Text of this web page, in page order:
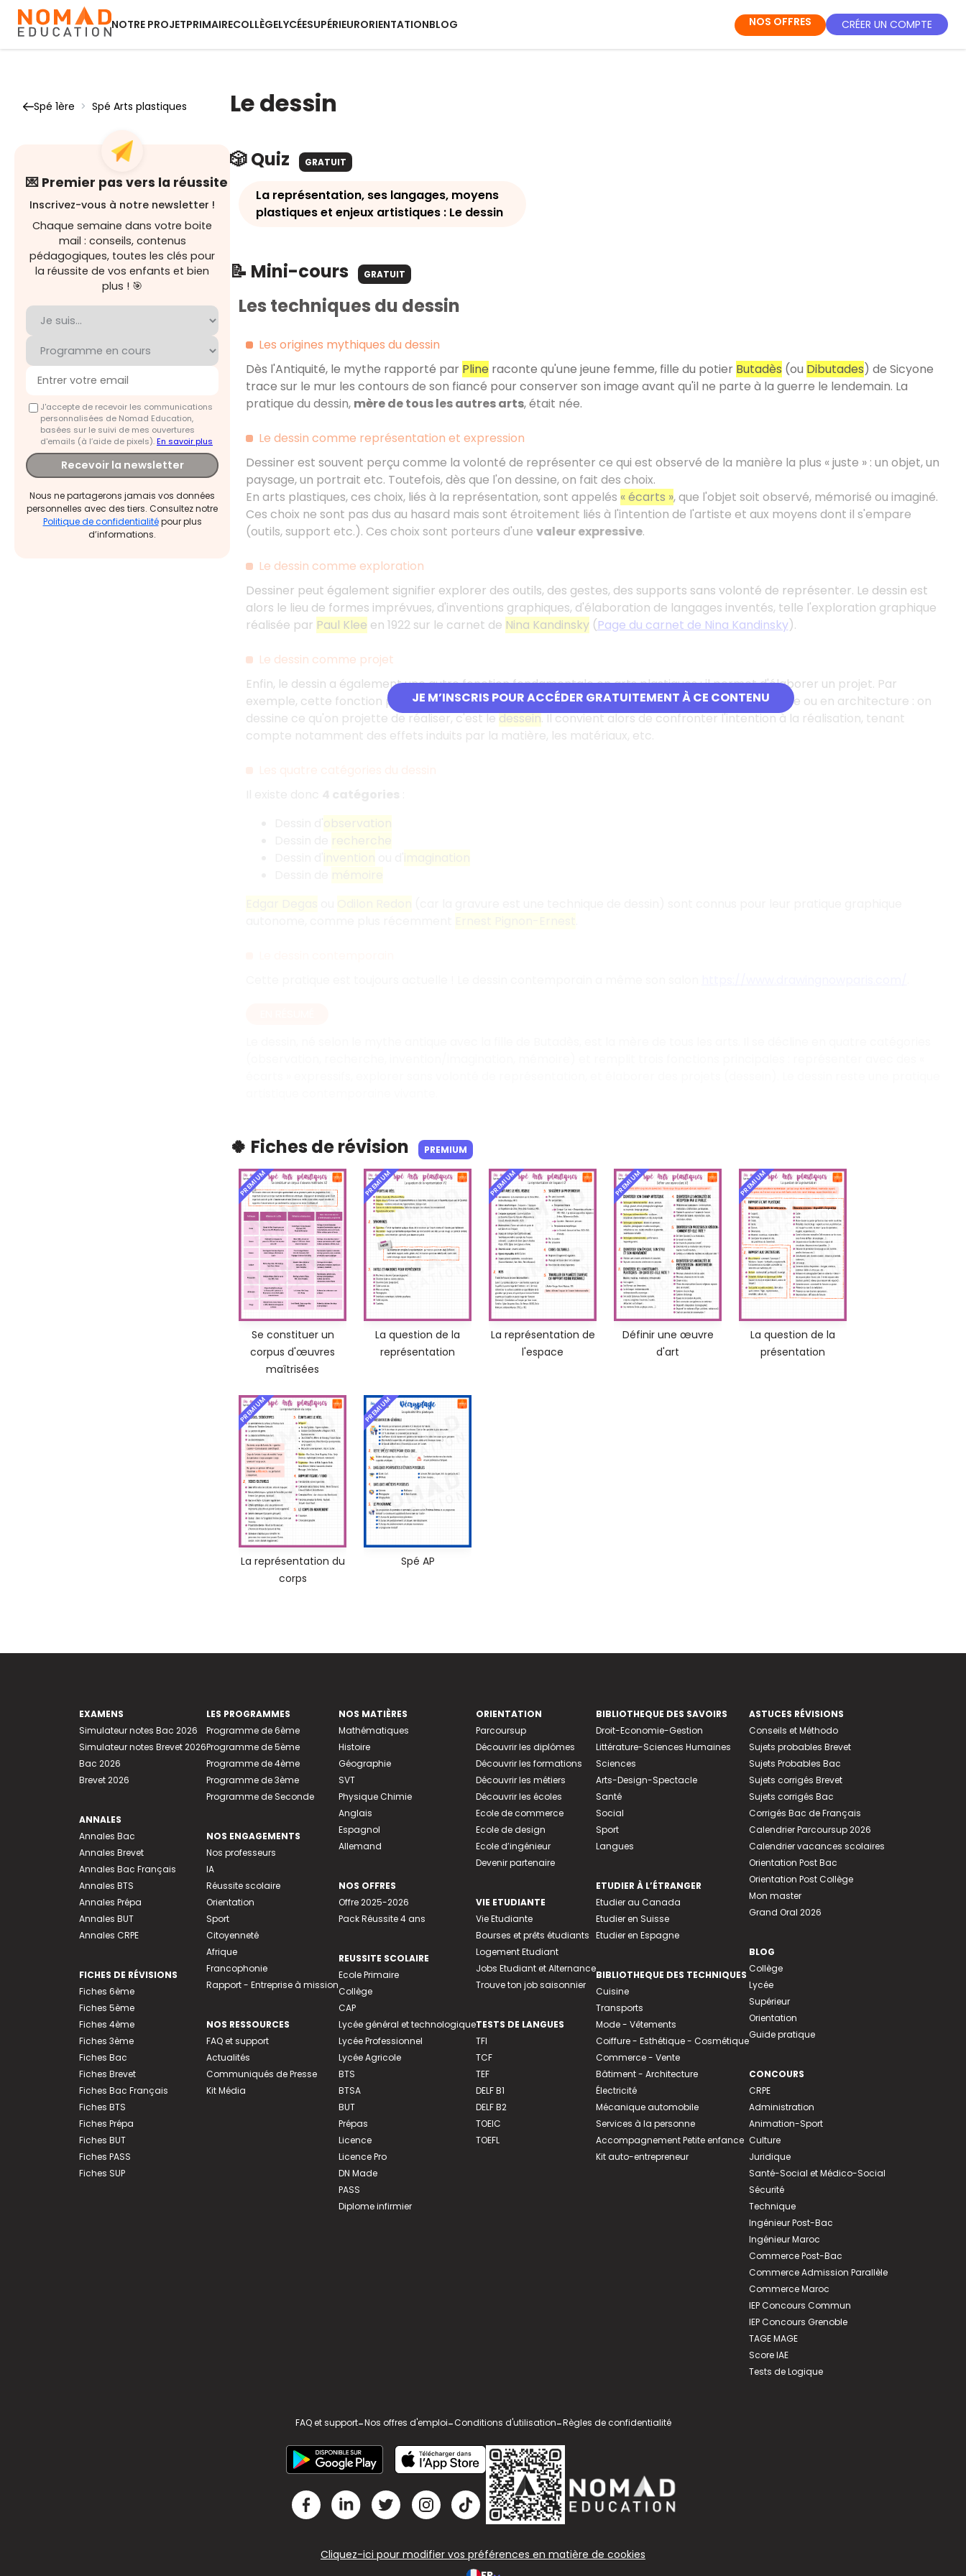
NOTRE PROJETPRIMAIRECOLLÈGELYCÉESUPÉRIEURORIENTATIONBLOG NOS OFFRES CRÉER UN COMPTE
Spé 1ère > Spé Arts plastiques
💌 Premier pas vers la réussite
Inscrivez-vous à notre newsletter !
Chaque semaine dans votre boite
mail : conseils, contenus
pédagogiques, toutes les clés pour
la réussite de vos enfants et bien
plus ! 🎯
J'accepte de recevoir les communications
personnalisées de Nomad Education,
basées sur le suivi de mes ouvertures
d'emails (à l’aide de pixels).En savoir plus
Recevoir la newsletter
Nous ne partagerons jamais vos données
personnelles avec des tiers. Consultez notre
Politique de confidentialitépour plus
d’informations.
Le dessin
🎲 Quiz GRATUIT
La représentation, ses langages, moyens
plastiques et enjeux artistiques : Le dessin
📝 Mini-cours GRATUIT
JE M’INSCRIS POUR ACCÉDER GRATUITEMENT À CE CONTENU
Les techniques du dessin
Les origines mythiques du dessin
Dès l'Antiquité, le mythe rapporté par Pline raconte qu'une jeune femme, fille du potier Butadès (ou Dibutades) de Sicyone
trace sur le mur les contours de son fiancé pour conserver son image avant qu'il ne parte à la guerre le lendemain. La
pratique du dessin, mère de tous les autres arts, était née.
Le dessin comme représentation et expression
Dessiner est souvent perçu comme la volonté de représenter ce qui est observé de la manière la plus « juste » : un objet, un
paysage, un portrait etc. Toutefois, dès que l'on dessine, on fait des choix.
En arts plastiques, ces choix, liés à la représentation, sont appelés « écarts », que l'objet soit observé, mémorisé ou imaginé.
Ces choix ne sont pas dus au hasard mais sont étroitement liés à l'intention de l'artiste et aux moyens dont il s'empare
(outils, support etc.). Ces choix sont porteurs d'une valeur expressive.
Le dessin comme exploration
Dessiner peut également signifier explorer des outils, des gestes, des supports sans volonté de représenter. Le dessin est
alors le lieu de formes imprévues, d'inventions graphiques, d'élaboration de langages inventés, telle l'exploration graphique
réalisée par Paul Klee en 1922 sur le carnet de Nina Kandinsky(Page du carnet de Nina Kandinsky).
Le dessin comme projet
Enfin, le dessin a également une autre fonction fondamentale en arts plastiques : il permet d'élaborer un projet. Par
exemple, cette fonction peut être convoquée dans le cas d'un projet tridimensionnel, en sculpture ou en architecture : on
dessine ce qu'on projette de réaliser, c'est ledessein. Il convient alors de confronter l'intention à la réalisation, tenant
compte notamment des effets induits par la matière, les matériaux, etc.
Les quatre catégories du dessin
🍀 Fiches de révision PREMIUM
PREMIUM
Se constituer un
corpus d'œuvres
maîtrisées
PREMIUM
La question de la
représentation
PREMIUM
La représentation de
l'espace
PREMIUM
Définir une œuvre
d'art
PREMIUM
La question de la
présentation
PREMIUM
La représentation du
corps
PREMIUM
Spé AP
EXAMENS
Simulateur notes Bac 2026
Simulateur notes Brevet 2026
Bac 2026
Brevet 2026
ANNALES
Annales Bac
Annales Brevet
Annales Bac Français
Annales BTS
Annales Prépa
Annales BUT
Annales CRPE
FICHES DE RÉVISIONS
Fiches 6ème
Fiches 5ème
Fiches 4ème
Fiches 3ème
Fiches Bac
Fiches Brevet
Fiches Bac Français
Fiches BTS
Fiches Prépa
Fiches BUT
Fiches PASS
Fiches SUP
LES PROGRAMMES
Programme de 6ème
Programme de 5ème
Programme de 4ème
Programme de 3ème
Programme de Seconde
NOS ENGAGEMENTS
Nos professeurs
IA
Réussite scolaire
Orientation
Sport
Citoyenneté
Afrique
Francophonie
Rapport - Entreprise à mission
NOS RESSOURCES
FAQ et support
Actualités
Communiqués de Presse
Kit Média
NOS MATIÈRES
Mathématiques
Histoire
Géographie
SVT
Physique Chimie
Anglais
Espagnol
Allemand
NOS OFFRES
Offre 2025-2026
Pack Réussite 4 ans
REUSSITE SCOLAIRE
Ecole Primaire
Collège
CAP
Lycée général et technologique
Lycée Professionnel
Lycée Agricole
BTS
BTSA
BUT
Prépas
Licence
Licence Pro
DN Made
PASS
Diplome infirmier
ORIENTATION
Parcoursup
Découvrir les diplômes
Découvrir les formations
Découvrir les métiers
Découvrir les écoles
Ecole de commerce
Ecole de design
Ecole d’ingénieur
Devenir partenaire
VIE ETUDIANTE
Vie Etudiante
Bourses et prêts étudiants
Logement Etudiant
Jobs Etudiant et Alternance
Trouve ton job saisonnier
TESTS DE LANGUES
TFI
TCF
TEF
DELF B1
DELF B2
TOEIC
TOEFL
BIBLIOTHEQUE DES SAVOIRS
Droit-Economie-Gestion
Littérature-Sciences Humaines
Sciences
Arts-Design-Spectacle
Santé
Social
Sport
Langues
ETUDIER À L’ÉTRANGER
Etudier au Canada
Etudier en Suisse
Etudier en Espagne
BIBLIOTHEQUE DES TECHNIQUES
Cuisine
Transports
Mode - Vêtements
Coiffure - Esthétique - Cosmétique
Commerce - Vente
Bâtiment - Architecture
Électricité
Mécanique automobile
Services à la personne
Accompagnement Petite enfance
Kit auto-entrepreneur
ASTUCES RÉVISIONS
Conseils et Méthodo
Sujets probables Brevet
Sujets Probables Bac
Sujets corrigés Brevet
Sujets corrigés Bac
Corrigés Bac de Français
Calendrier Parcoursup 2026
Calendrier vacances scolaires
Orientation Post Bac
Orientation Post Collège
Mon master
Grand Oral 2026
BLOG
Collège
Lycée
Supérieur
Orientation
Guide pratique
CONCOURS
CRPE
Administration
Animation-Sport
Culture
Juridique
Santé-Social et Médico-Social
Sécurité
Technique
Ingénieur Post-Bac
Ingénieur Maroc
Commerce Post-Bac
Commerce Admission Parallèle
Commerce Maroc
IEP Concours Commun
IEP Concours Grenoble
TAGE MAGE
Score IAE
Tests de Logique
FAQ et support-Nos offres d'emploi-Conditions d'utilisation-Règles de confidentialité
Cliquez-ici pour modifier vos préférences en matière de cookies